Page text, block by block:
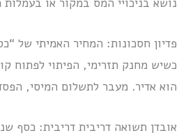
פדיון חסכונות: המחיר האמיתי של
כשיש מחנק תזרימי, הפיתוי לפתוח
הוא אדיר. מעבר לתשלום המיסי,
אובדן תשואה דריבית דריבית: כסף